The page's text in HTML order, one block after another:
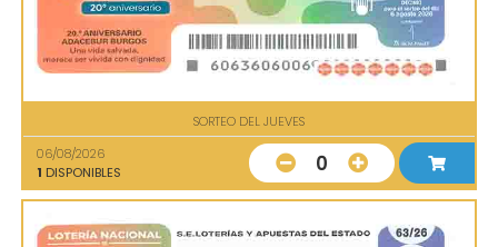
SORTEO DEL JUEVES
06/08/2026
1 DISPONIBLES 0